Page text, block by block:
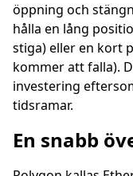
öppning och
hålla en lång
stiga) eller en kort
kommer att falla).
investering
tidsramar.
En snabb